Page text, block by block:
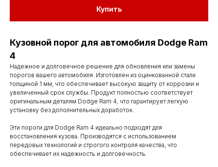
Купить
Кузовной порог для автомобиля Dodge Ram
4
Надежное и долговечное решение для обновления или замены
порогов вашего автомобиля. Изготовлен из оцинкованной стали
толщиной 1 мм, что обеспечивает высокую защиту от коррозии и
увеличенный срок службы. Продукт полностью соответствует
оригинальным деталям Dodge Ram 4, что гарантирует легкую
установку без дополнительных доработок.
Эти пороги для Dodge Ram 4 идеально подходят для
восстановления кузова. Производятся с использованием
передовых технологий и строгого контроля качества, что
обеспечивает их надежность и долговечность.